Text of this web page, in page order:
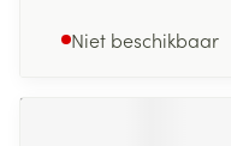
Niet beschikbaar